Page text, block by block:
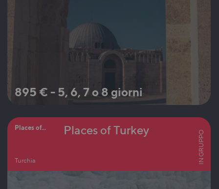
895 € - 5, 6, 7 o 8 giorni
Places of...
Turchia
Places of Turkey IN GRUPPO